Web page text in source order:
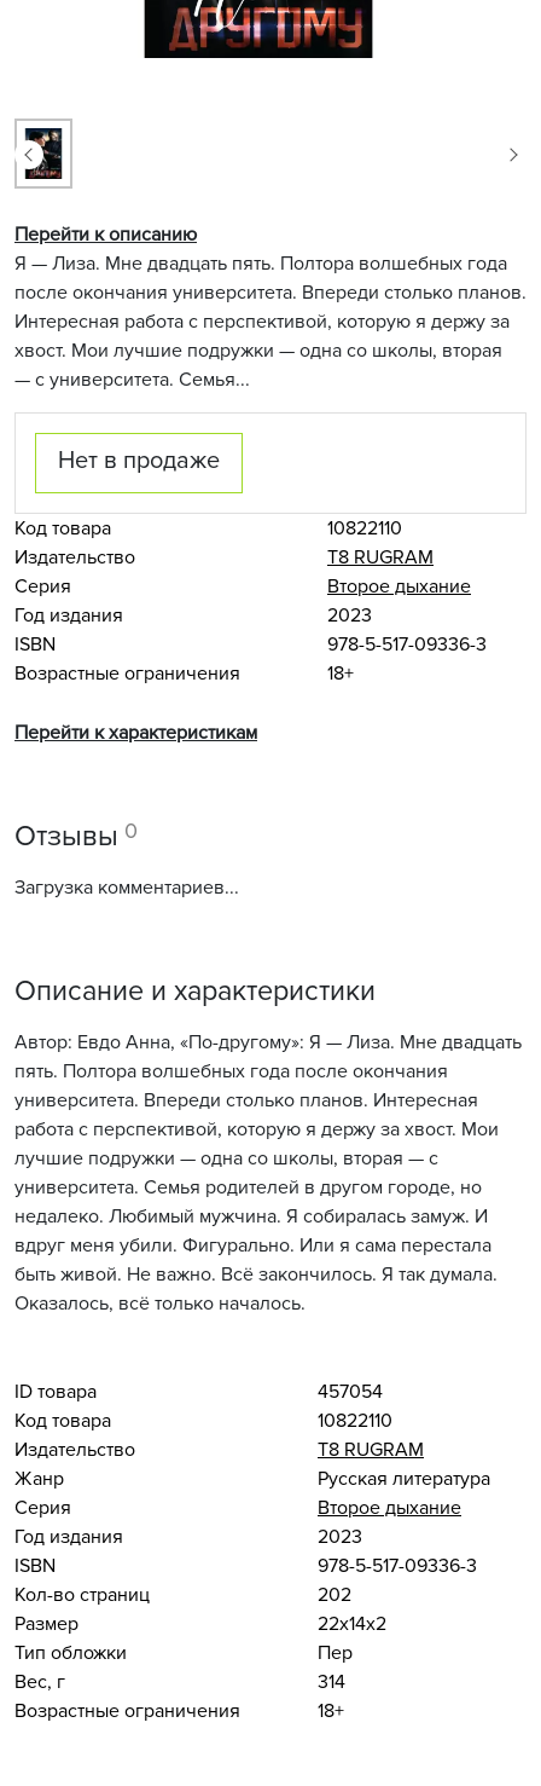
Я — Лиза. Мне двадцать пять. Полтора волшебных года
после окончания университета. Впереди столько планов.
Интересная работа с перспективой, которую я держу за
хвост. Мои лучшие подружки — одна со школы, вторая
— с университета. Семья...
Перейти к описанию
Нет в продаже
Код товара
10822110
Издательство
Т8 RUGRAM
Серия
Второе дыхание
Год издания
2023
ISBN
978-5-517-09336-3
Возрастные ограничения
18+
Перейти к характеристикам
Отзывы 0
Загрузка комментариев...
Описание и характеристики
Автор: Евдо Анна, «По-другому»: Я — Лиза. Мне двадцать
пять. Полтора волшебных года после окончания
университета. Впереди столько планов. Интересная
работа с перспективой, которую я держу за хвост. Мои
лучшие подружки — одна со школы, вторая — с
университета. Семья родителей в другом городе, но
недалеко. Любимый мужчина. Я собиралась замуж. И
вдруг меня убили. Фигурально. Или я сама перестала
быть живой. Не важно. Всё закончилось. Я так думала.
Оказалось, всё только началось.
ID товара
457054
Код товара
10822110
Издательство
Т8 RUGRAM
Жанр
Русская литература
Серия
Второе дыхание
Год издания
2023
ISBN
978-5-517-09336-3
Кол-во страниц
202
Размер
22x14x2
Тип обложки
Пер
Вес, г
314
Возрастные ограничения
18+